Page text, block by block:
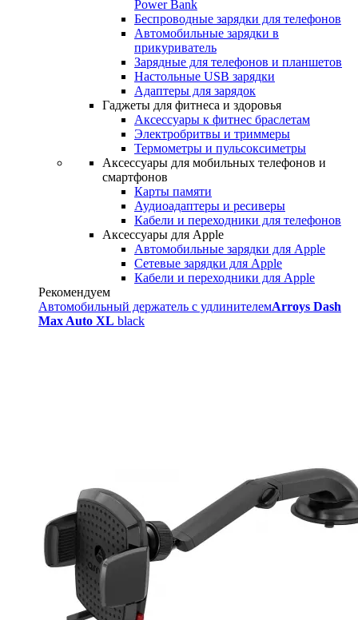
Power Bank
Беспроводные зарядки для телефонов
Автомобильные зарядки в
прикуриватель
Зарядные для телефонов и планшетов
Настольные USB зарядки
Адаптеры для зарядок
Гаджеты для фитнеса и здоровья
Аксессуары к фитнес браслетам
Электробритвы и триммеры
Термометры и пульсоксиметры
Аксессуары для мобильных телефонов и
смартфонов
Карты памяти
Аудиоадаптеры и ресиверы
Кабели и переходники для телефонов
Аксессуары для Apple
Автомобильные зарядки для Apple
Сетевые зарядки для Apple
Кабели и переходники для Apple
Рекомендуем
Автомобильный держатель с удлинителемArroys Dash
Max Auto XL black